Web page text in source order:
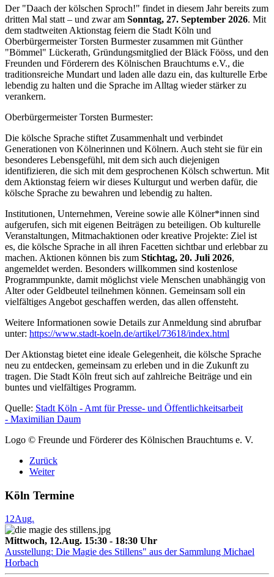
Der "Daach der kölschen Sproch!" findet in diesem Jahr bereits zum
dritten Mal statt – und zwar am Sonntag, 27. September 2026. Mit
dem stadtweiten Aktionstag feiern die Stadt Köln und
Oberbürgermeister Torsten Burmester zusammen mit Günther
"Bömmel" Lückerath, Gründungsmitglied der Bläck Fööss, und den
Freunden und Förderern des Kölnischen Brauchtums e.V., die
traditionsreiche Mundart und laden alle dazu ein, das kulturelle Erbe
lebendig zu halten und die Sprache im Alltag wieder stärker zu
verankern.
Oberbürgermeister Torsten Burmester:
Die kölsche Sprache stiftet Zusammenhalt und verbindet
Generationen von Kölnerinnen und Kölnern. Auch steht sie für ein
besonderes Lebensgefühl, mit dem sich auch diejenigen
identifizieren, die sich mit dem gesprochenen Kölsch schwertun. Mit
dem Aktionstag feiern wir dieses Kulturgut und werben dafür, die
kölsche Sprache zu bewahren und lebendig zu halten.
Institutionen, Unternehmen, Vereine sowie alle Kölner*innen sind
aufgerufen, sich mit eigenen Beiträgen zu beteiligen. Ob kulturelle
Veranstaltungen, Mitmachaktionen oder kreative Projekte: Ziel ist
es, die kölsche Sprache in all ihren Facetten sichtbar und erlebbar zu
machen. Aktionen können bis zum Stichtag, 20. Juli 2026,
angemeldet werden. Besonders willkommen sind kostenlose
Programmpunkte, damit möglichst viele Menschen unabhängig von
Alter oder Geldbeutel teilnehmen können. Gemeinsam soll ein
vielfältiges Angebot geschaffen werden, das allen offensteht.
Weitere Informationen sowie Details zur Anmeldung sind abrufbar
unter: https://www.stadt-koeln.de/artikel/73618/index.html
Der Aktionstag bietet eine ideale Gelegenheit, die kölsche Sprache
neu zu entdecken, gemeinsam zu erleben und in die Zukunft zu
tragen. Die Stadt Köln freut sich auf zahlreiche Beiträge und ein
buntes und vielfältiges Programm.
Quelle: Stadt Köln - Amt für Presse- und Öffentlichkeitsarbeit
- Maximilian Daum
Logo © Freunde und Förderer des Kölnischen Brauchtums e. V.
Zurück
Weiter
Köln Termine
12Aug.
Mittwoch, 12.Aug. 15:30 - 18:30 Uhr
Ausstellung: Die Magie des Stillens" aus der Sammlung Michael
Horbach